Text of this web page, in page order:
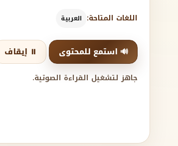
اللغات المتاحة: العربية
🔊 استمع للمحتوى ⏸️ إيقاف
جاهز لتشغيل القراءة الصوتية.